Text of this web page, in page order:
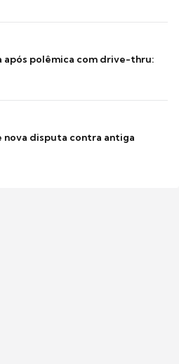
após polêmica com drive-thru:
nova disputa contra antiga